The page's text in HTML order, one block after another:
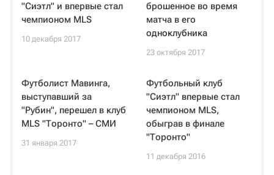
"Сиэтл" и впервые стал
чемпионом MLS
10 декабря 2017
брошенное во время
матча в его
одноклубника
23 октября 2017
Футболист Мавинга,
выступавший за
"Рубин", перешел в клуб
MLS "Торонто" – СМИ
31 января 2017
Футбольный клуб
"Сиэтл" впервые стал
чемпионом MLS,
обыграв в финале
"Торонто"
11 декабря 2016